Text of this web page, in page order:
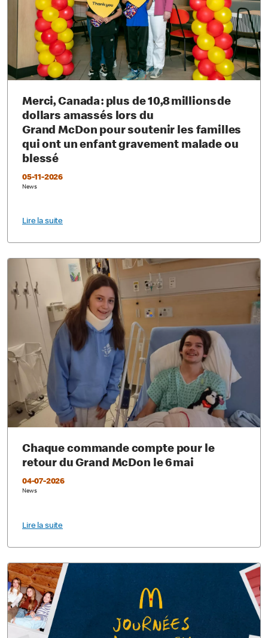
Merci, Canada : plus de 10,8 millions de
dollars amassés lors du
Grand McDon pour soutenir les familles
qui ont un enfant gravement malade ou
blessé
05-11-2026
News
Lire la suite
Chaque commande compte pour le
retour du Grand McDon le 6 mai
04-07-2026
News
Lire la suite